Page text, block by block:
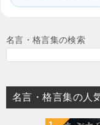
名言・格言集の検索
名言・格言集の人